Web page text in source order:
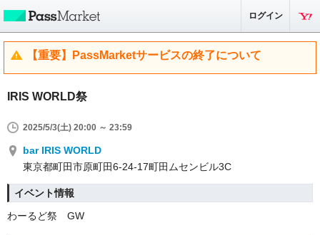
ログイン
【重要】PassMarketサービスの終了について
IRIS WORLD祭
2025/5/3(土) 20:00 ～ 23:59
bar IRIS WORLD
東京都町田市原町田6-24-17町田ムセンビル3C
イベント情報
わーるど祭 GW